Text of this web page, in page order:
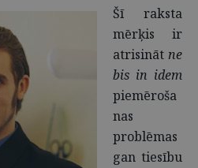
Šī raksta
mērķis ir
atrisināt ne
bis in idem
piemēroša
nas
problēmas
gan tiesību